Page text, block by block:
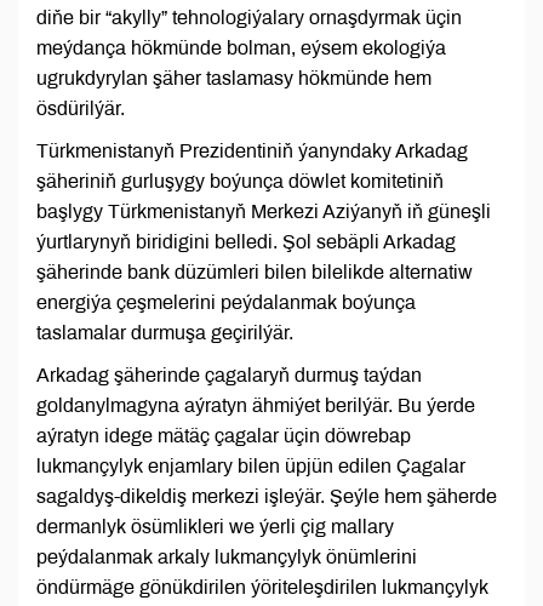
diňe bir “akylly” tehnologiýalary ornaşdyrmak üçin
meýdança hökmünde bolman, eýsem ekologiýa
ugrukdyrylan şäher taslamasy hökmünde hem
ösdürilýär.
Türkmenistanyň Prezidentiniň ýanyndaky Arkadag
şäheriniň gurluşygy boýunça döwlet komitetiniň
başlygy Türkmenistanyň Merkezi Aziýanyň iň güneşli
ýurtlarynyň biridigini belledi. Şol sebäpli Arkadag
şäherinde bank düzümleri bilen bilelikde alternatiw
energiýa çeşmelerini peýdalanmak boýunça
taslamalar durmuşa geçirilýär.
Arkadag şäherinde çagalaryň durmuş taýdan
goldanylmagyna aýratyn ähmiýet berilýär. Bu ýerde
aýratyn idege mätäç çagalar üçin döwrebap
lukmançylyk enjamlary bilen üpjün edilen Çagalar
sagaldyş-dikeldiş merkezi işleýär. Şeýle hem şäherde
dermanlyk ösümlikleri we ýerli çig mallary
peýdalanmak arkaly lukmançylyk önümlerini
öndürmäge gönükdirilen ýöriteleşdirilen lukmançylyk